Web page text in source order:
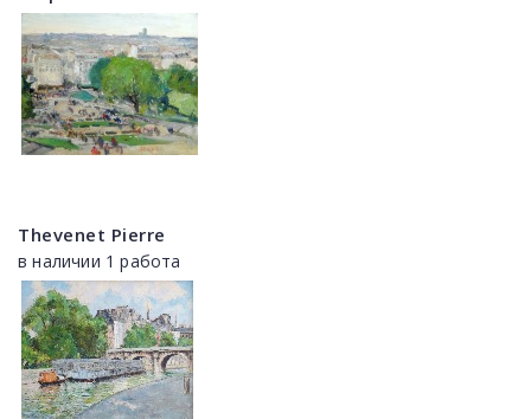
Thevenet Pierre
в наличии 1 работа